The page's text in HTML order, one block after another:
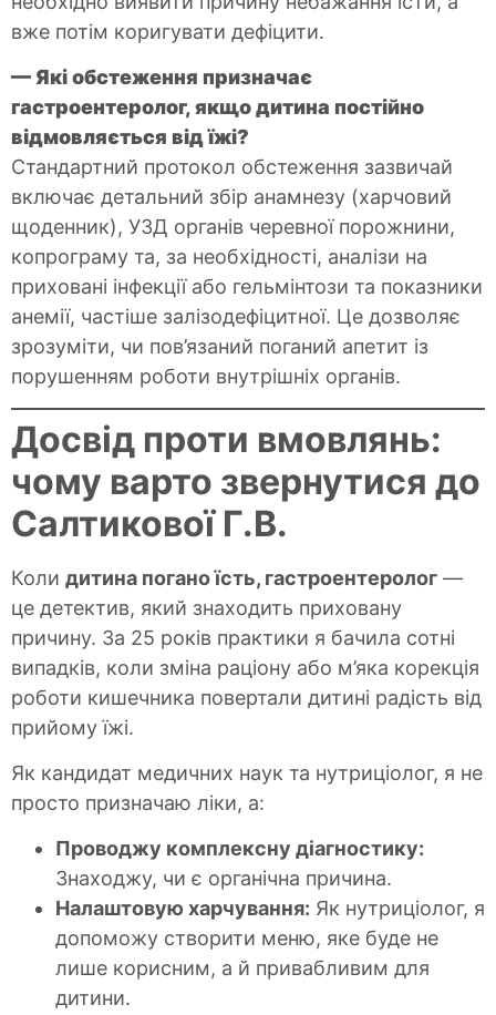
вже потім коригувати дефіцити.
— Які обстеження призначає
гастроентеролог, якщо дитина постійно
відмовляється від їжі?
Стандартний протокол обстеження зазвичай
включає детальний збір анамнезу (харчовий
щоденник), УЗД органів черевної порожнини,
копрограму та, за необхідності, аналізи на
приховані інфекції або гельмінтози та показники
анемії, частіше залізодефіцитної. Це дозволяє
зрозуміти, чи пов’язаний поганий апетит із
порушенням роботи внутрішніх органів.
Досвід проти вмовлянь:
чому варто звернутися до
Салтикової Г.В.
Коли дитина погано їсть, гастроентеролог —
це детектив, який знаходить приховану
причину. За 25 років практики я бачила сотні
випадків, коли зміна раціону або м’яка корекція
роботи кишечника повертали дитині радість від
прийому їжі.
Як кандидат медичних наук та нутриціолог, я не
просто призначаю ліки, а:
Проводжу комплексну діагностику:
Знаходжу, чи є органічна причина.
Налаштовую харчування: Як нутриціолог, я
допоможу створити меню, яке буде не
лише корисним, а й привабливим для
дитини.